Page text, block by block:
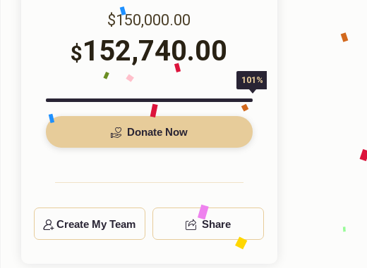
$150,000.00
$152,740.00
101%
Donate Now
Create My Team Share